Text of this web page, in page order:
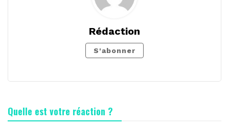
Rédaction
S'abonner
Quelle est votre réaction ?